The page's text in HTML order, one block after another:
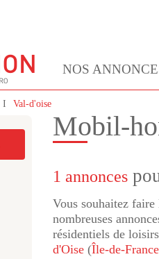
NOS
Val-d'oise
Mobil-
1 annonces
Vous souhaitez
nombreuses
résidentiels de
d'Oise (Île-de-France